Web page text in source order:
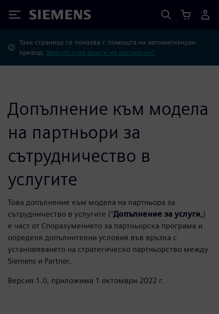
Siemens
Тази страница се показва с помощта на автоматизиран
превод. Вместо това вижте на английски?
Допълнение към модела
на партньори за
сътрудничество в
услугите
Това допълнение към модела на партньора за
сътрудничество в услугите (“Допълнение за услуги„)
е част от Споразумението за партньорска програма и
определя допълнителни условия във връзка с
установяването на стратегическо партньорство между
Siemens и Partner.
Версия 1.0, приложима 1 октомври 2022 г.